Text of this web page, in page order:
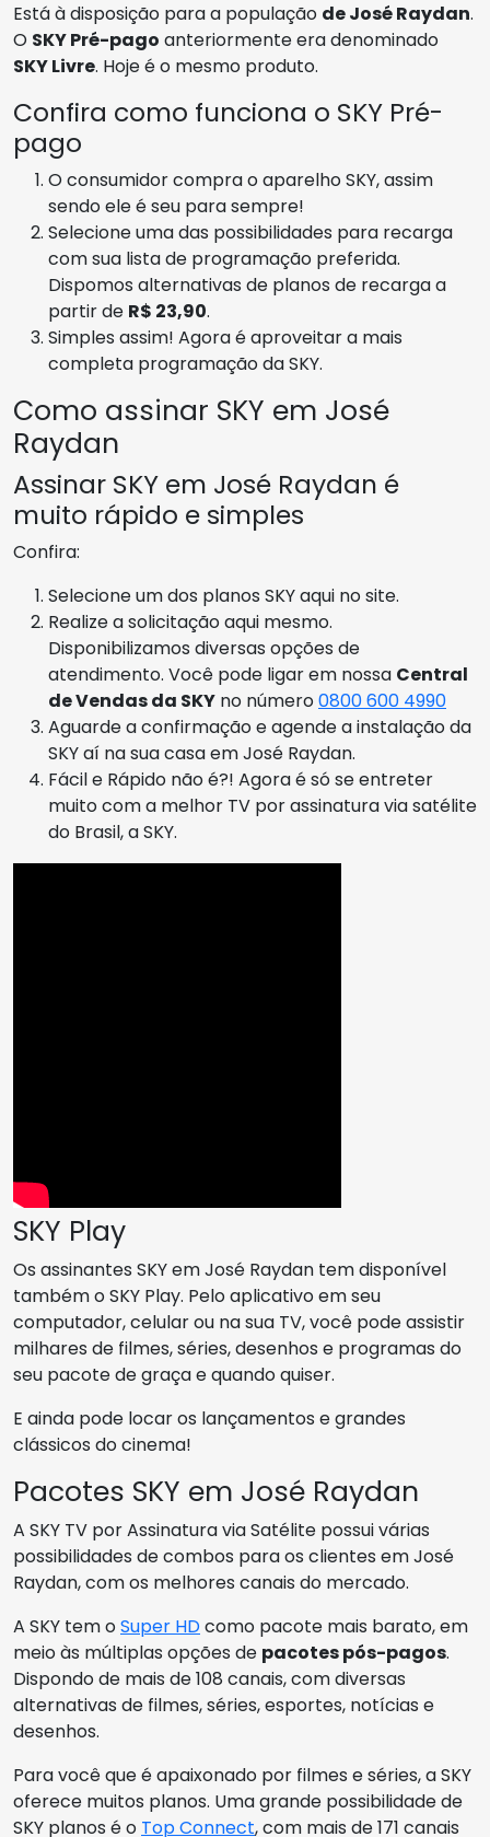
Está à disposição para a população de José Raydan.
O SKY Pré-pago anteriormente era denominado
SKY Livre. Hoje é o mesmo produto.
Confira como funciona o SKY Pré-
pago
O consumidor compra o aparelho SKY, assim
sendo ele é seu para sempre!
Selecione uma das possibilidades para recarga
com sua lista de programação preferida.
Dispomos alternativas de planos de recarga a
partir de R$ 23,90.
Simples assim! Agora é aproveitar a mais
completa programação da SKY.
Como assinar SKY em José
Raydan
Assinar SKY em José Raydan é
muito rápido e simples
Confira:
Selecione um dos planos SKY aqui no site.
Realize a solicitação aqui mesmo.
Disponibilizamos diversas opções de
atendimento. Você pode ligar em nossa Central
de Vendas da SKY no número0800 600 4990
Aguarde a confirmação e agende a instalação da
SKY aí na sua casa em José Raydan.
Fácil e Rápido não é?! Agora é só se entreter
muito com a melhor TV por assinatura via satélite
do Brasil, a SKY.
SKY Play
Os assinantes SKY em José Raydan tem disponível
também o SKY Play. Pelo aplicativo em seu
computador, celular ou na sua TV, você pode assistir
milhares de filmes, séries, desenhos e programas do
seu pacote de graça e quando quiser.
E ainda pode locar os lançamentos e grandes
clássicos do cinema!
Pacotes SKY em José Raydan
A SKY TV por Assinatura via Satélite possui várias
possibilidades de combos para os clientes em José
Raydan, com os melhores canais do mercado.
A SKY tem oSuper HDcomo pacote mais barato, em
meio às múltiplas opções de pacotes pós-pagos.
Dispondo de mais de 108 canais, com diversas
alternativas de filmes, séries, esportes, notícias e
desenhos.
Para você que é apaixonado por filmes e séries, a SKY
oferece muitos planos. Uma grande possibilidade de
SKY planos é o Top Connect, com mais de 171 canais